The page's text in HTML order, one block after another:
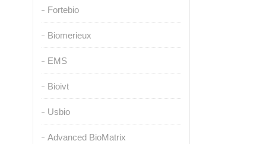
Fortebio
Biomerieux
EMS
Bioivt
Usbio
Advanced BioMatrix